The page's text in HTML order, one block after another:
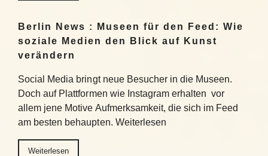
Berlin News : Museen für den Feed: Wie
soziale Medien den Blick auf Kunst
verändern
Social Media bringt neue Besucher in die Museen.
Doch auf Plattformen wie Instagram erhalten vor
allem jene Motive Aufmerksamkeit, die sich im Feed
am besten behaupten. Weiterlesen
Weiterlesen